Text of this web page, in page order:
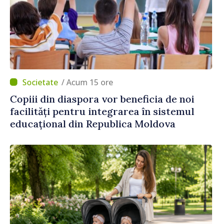
/ Acum 15 ore
Copiii din diaspora vor beneficia de noi
facilități pentru integrarea în sistemul
educațional din Republica Moldova